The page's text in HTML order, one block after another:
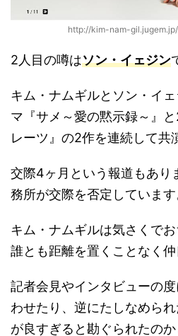
http://kim-nam-
2人目の噂はソン・イェジン
キム・ナムギルとソン・イ
マ『サメ～愛の黙示録～』
レーツ』の2作を連続して共
交際4ヶ月という報道もあり
務所が交際を否定しています
キム・ナムギルは気さくでお
誰とも距離を置くことなく仲
記者会見やインタビューの
わせたり、逆にたしなめら
が良すぎると勘ぐられたのか